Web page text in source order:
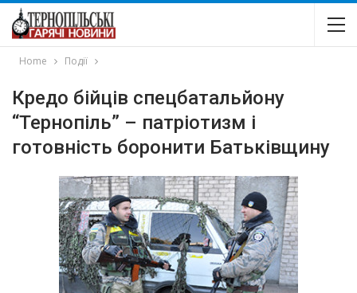
Home Події
Кредо бійців спецбатальйону
“Тернопіль” – патріотизм і
готовність боронити Батьківщину